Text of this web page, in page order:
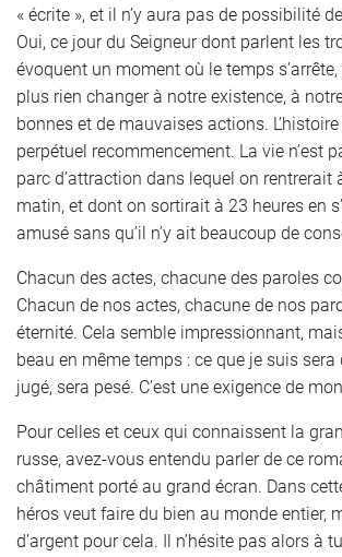
« écrite », et il n’y aura pas de possibilité
Oui, ce jour du Seigneur dont parlent les
évoquent un moment où le temps
plus rien changer à notre existence, à
bonnes et de mauvaises actions. L’histoire
perpétuel recommencement. La vie n’est
parc d’attraction dans lequel on rentrerait
matin, et dont on sortirait à 23 heures en
amusé sans qu’il n’y ait beaucoup de
Chacun des actes, chacune des paroles
Chacun de nos actes, chacune de nos
éternité. Cela semble impressionnant,
beau en même temps : ce que je suis sera
jugé, sera pesé. C’est une exigence de
Pour celles et ceux qui connaissent la
russe, avez-vous entendu parler de ce
châtiment porté au grand écran. Dans
héros veut faire du bien au monde entier,
d’argent pour cela. Il n’hésite pas alors à